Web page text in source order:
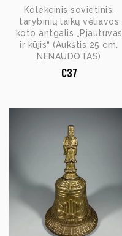
Kolekcinis sovietinis,
tarybinių laikų vėliavos
koto antgalis „Pjautuvas
ir kūjis“ (Aukštis 25 cm.
NENAUDOTAS)
€37